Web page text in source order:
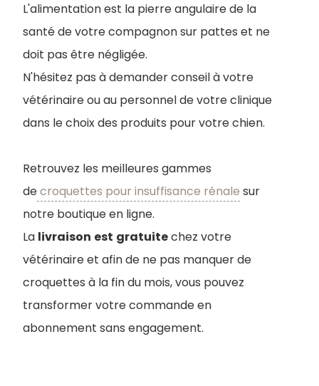
L'alimentation est la pierre angulaire de la
santé de votre compagnon sur pattes et ne
doit pas être négligée.
N'hésitez pas à demander conseil à votre
vétérinaire ou au personnel de votre clinique
dans le choix des produits pour votre chien.
Retrouvez les meilleures gammes
decroquettes pour insuffisance rénale sur
notre boutique en ligne.
La livraison est gratuitechez votre
vétérinaire et afin de ne pas manquer de
croquettes à la fin du mois, vous pouvez
transformer votre commande en
abonnement sans engagement.